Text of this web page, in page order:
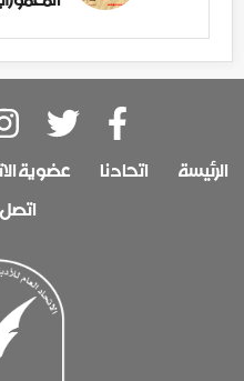
الرئيسة اتحادنا عضوية
اتصل